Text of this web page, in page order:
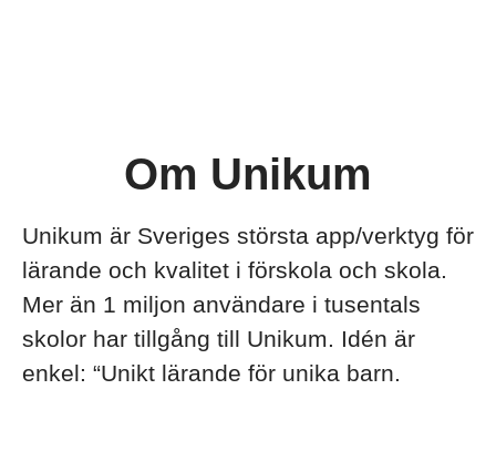
Om Unikum
Unikum är Sveriges största app/verktyg för
lärande och kvalitet i förskola och skola.
Mer än 1 miljon användare i tusentals
skolor har tillgång till Unikum. Idén är
enkel: “Unikt lärande för unika barn.